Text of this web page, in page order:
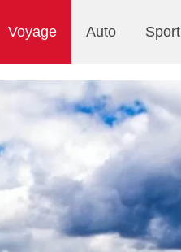
Voyage Auto Sport